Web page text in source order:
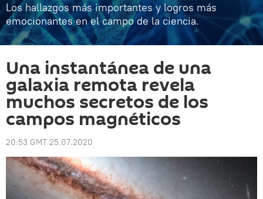
Los hallazgos más importantes y logros más
emocionantes en el campo de la ciencia.
Una instantánea de una
galaxia remota revela
muchos secretos de los
campos magnéticos
20:53 GMT 25.07.2020